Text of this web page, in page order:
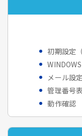
初期設定
メール設
管理番号
動作確認